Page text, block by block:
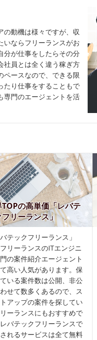
の動機は様々ですが、収
いならフリーランスがお
分が仕事をしたらその分
社員とは全く違う稼ぎ方
ペースなので、できる限
たり仕事をすることもで
専門のエージェントを活
の高単価「レバテ
フリーランス」
バテックフリーランス」
リーランスのITエンジニ
の案件紹介エージェント
高い人気があります。保
いる案件数は公開、非公
せて数多くあるので、ス
アップの案件を探してい
ーランスにもおすすめで
バテックフリーランスで
れるサービスは全て無料